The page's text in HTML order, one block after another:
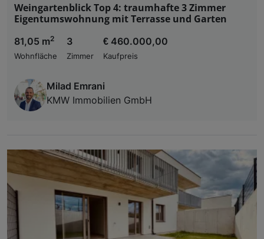
Weingartenblick Top 4: traumhafte 3 Zimmer
Eigentumswohnung mit Terrasse und Garten
81,05 m2
Wohnfläche
3
Zimmer
€ 460.000,00
Kaufpreis
Milad Emrani
KMW Immobilien GmbH